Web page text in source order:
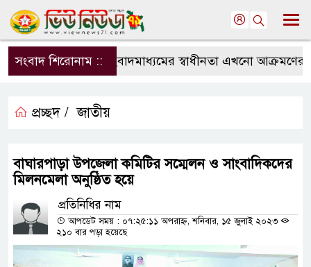
সংবাদ শিরোনাম ::সংবাদমাধ্যমের স্বাধীনতা এখনো আক্রমণের
প্রচ্ছদ / জাতীয়
বাঘারপাড়া উপজেলা কমিটির সম্মেলন ও সাংবাদিকদের
মিলনমেলা অনুষ্ঠিত হয়ে
প্রতিনিধির নাম
আপডেট সময় : ০৭:২৫:১১ অপরাহ্ন, শনিবার, ১৫ জুলাই ২০২৩
২১০ বার পড়া হয়েছে